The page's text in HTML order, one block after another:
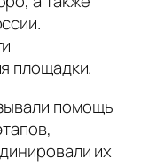
площадки.
помощь
их